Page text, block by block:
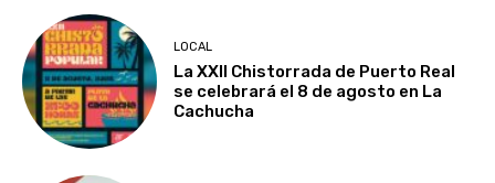
LOCAL
La XXII Chistorrada de Puerto Real
se celebrará el 8 de agosto en La
Cachucha